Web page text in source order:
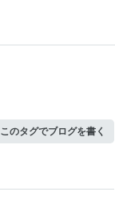
このタグでブログを書く